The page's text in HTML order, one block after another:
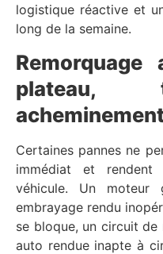
logistique réactive et
long de la semaine.
plateau,
Certaines pannes ne
immédiat et
véhicule. Un moteur
embrayage rendu
se bloque, un circuit
auto rendue inapte à